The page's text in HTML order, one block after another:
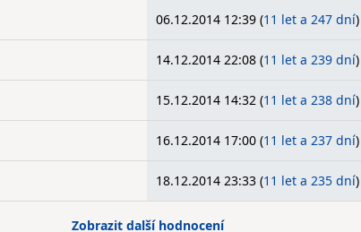
06.12.2014 12:39 (11 let a 247 dní)
14.12.2014 22:08 (11 let a 239 dní)
15.12.2014 14:32 (11 let a 238 dní)
16.12.2014 17:00 (11 let a 237 dní)
18.12.2014 23:33 (11 let a 235 dní)
Zobrazit další hodnocení